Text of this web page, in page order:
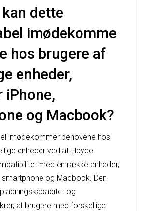
dette
imødekomme
hos brugere af
enheder,
iPhone,
og Macbook?
imødekommer behovene hos
enheder ved at tilbyde
med en række enheder,
smartphone og Macbook. Den
og
at brugere med forskellige